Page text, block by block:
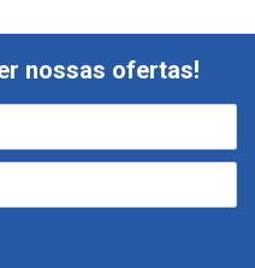
nossas ofertas!